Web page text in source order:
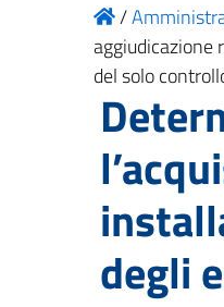
/
aggiudicazione
del solo
degli